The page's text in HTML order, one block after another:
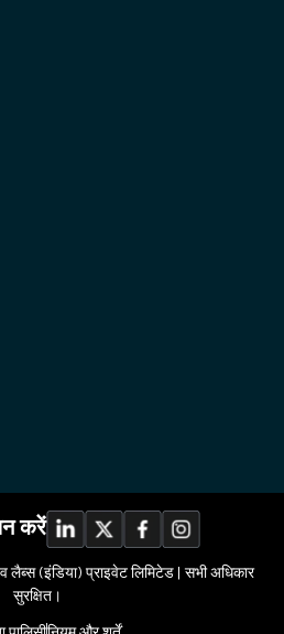
करें
लैब्स (इंडिया) प्राइवेट लिमिटेड | सभी अधिकार
सुरक्षित।